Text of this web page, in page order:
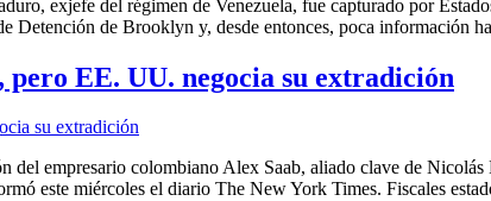
exjefe del régimen de Venezuela, fue capturado por
Detención de Brooklyn y, desde entonces, poca información
pero EE. UU. negocia su extradición
empresario colombiano Alex Saab, aliado clave de
este miércoles el diario The New York Times. Fiscales